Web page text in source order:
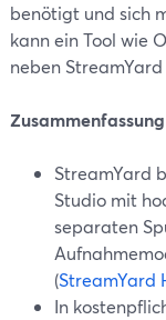
benötigt und sich
kann ein Tool wie
neben StreamYard
Zusammenfassung
StreamYard
Studio mit
separaten
(StreamYard
In